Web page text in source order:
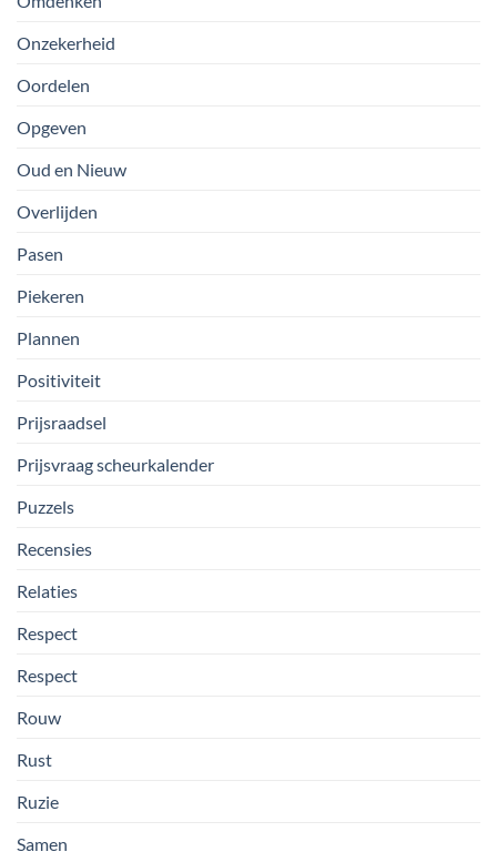
Onzekerheid
Oordelen
Opgeven
Oud en Nieuw
Overlijden
Pasen
Piekeren
Plannen
Positiviteit
Prijsraadsel
Prijsvraag scheurkalender
Puzzels
Recensies
Relaties
Respect
Respect
Rouw
Rust
Ruzie
Samen